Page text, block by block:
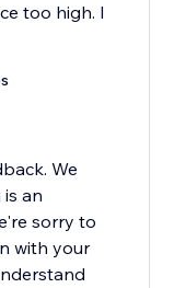
too high. I
We
an
sorry to
with your